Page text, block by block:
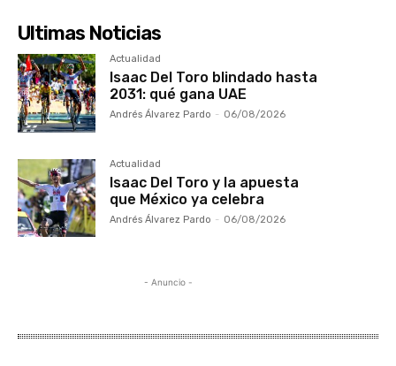
Ultimas Noticias
Actualidad
Isaac Del Toro blindado hasta
2031: qué gana UAE
Andrés Álvarez Pardo - 06/08/2026
Actualidad
Isaac Del Toro y la apuesta
que México ya celebra
Andrés Álvarez Pardo - 06/08/2026
- Anuncio -